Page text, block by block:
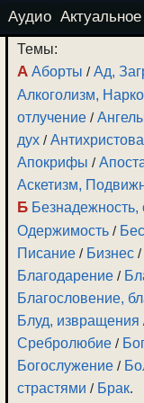
Аудио Актуальное
Темы:
А Аборты /Ад,
Алкоголизм,
отлучение /
дух /
Апокрифы /
Аскетизм,
Б Безнадежность,
Одержимость /
Писание / Бизнес /
Благодарение /
Благословение,
Блуд, извращения
Сребролюбие /
Богослужение /
страстями / Брак.